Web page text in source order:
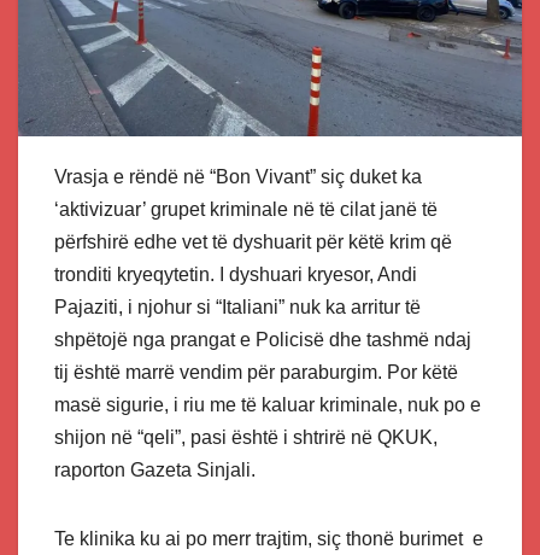
Vrasja e rëndë në “Bon Vivant” siç duket ka
‘aktivizuar’ grupet kriminale në të cilat janë të
përfshirë edhe vet të dyshuarit për këtë krim që
tronditi kryeqytetin. I dyshuari kryesor, Andi
Pajaziti, i njohur si “Italiani” nuk ka arritur të
shpëtojë nga prangat e Policisë dhe tashmë ndaj
tij është marrë vendim për paraburgim. Por këtë
masë sigurie, i riu me të kaluar kriminale, nuk po e
shijon në “qeli”, pasi është i shtrirë në QKUK,
raporton Gazeta Sinjali.
Te klinika ku ai po merr trajtim, siç thonë burimet e